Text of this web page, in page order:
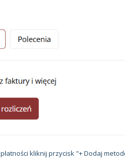
kliknij przycisk "+ Dodaj